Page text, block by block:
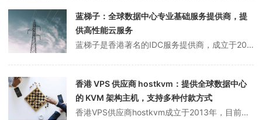
蓝梯子：全球数据中心专业基础服务提供商，提
供高性能云服务
蓝梯子是香港著名的IDC服务提供商，成立于2015年，隶属于香港联合通信国际有限公司，持有ICP/IDC/ISP享有多地数据中心资源的CDN等证书，是全球数据中心专业基础服务提供商。提供BGP国际多线 CN2 GIA回国专线，智能切换线路。此外，自研顶级防火墙支持TB级大带宽防护，机房单IP防护高达T级，网络...
香港 VPS 供应商 hostkvm：提供全球数据中心
的 KVM 架构主机，支持多种付款方式
香港VPS供应商hostkvm成立于2013年，目前已提供 中国香港、日本、新加坡、美国、韩国和俄罗斯数据中心的KVM架构主机。全线业务真实硬件资源不超卖，保证系统性能，支持艾莉、Paypal付款交易。新加坡kvm vps接入CN2、PCCW、Singtel等BGP网络适用于主要从事东南亚业务的亚太地区。注：...